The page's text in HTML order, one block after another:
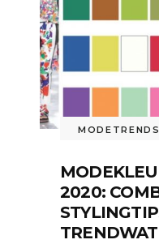
MODETRENDS
2020: